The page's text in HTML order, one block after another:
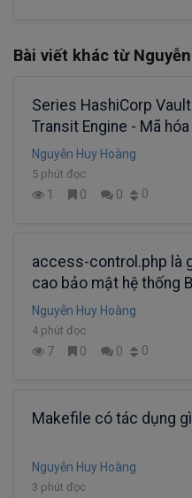
Bài viết khác từ
Series HashiCorp
Transit Engine - Mã
(Encryption as a
Nguyễn Huy Hoàng
5 phút đọc
1 0 0 0
access-control.php là
cao bảo mật hệ thống
Nguyễn Huy Hoàng
4 phút đọc
7 0 0 0
Makefile có tác dụng gì
Nguyễn Huy Hoàng
3 phút đọc